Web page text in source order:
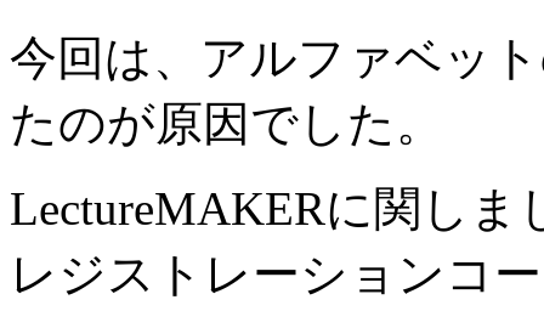
今回は、アルファベッ
たのが原因でした。
LectureMAKERに関しま
レジストレーションコ